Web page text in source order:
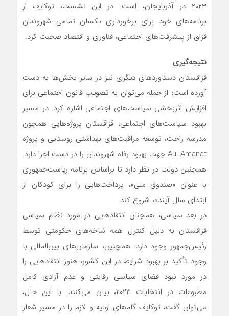
۲۰۲۳ در آذربایجان، است. در این نشست، توکایف از
برنامه‌های خود برای برخورداری یکسان تمامی شهروندان
قزاق از پیشرفت‌های اجتماعی، فناوری و اقتصاد صحبت کرد.
نتیجه‌گیری
قزاقستان دستاوردهای دیگری نیز در سایر بخش‌ها به دست
آورده است؛ از جمله می‌توان به تصویب قانون اجتماعی برای
افزایش اثربخشی سیاست‌های اجتماعی اشاره کرد. در مسیر
بهبود سیاست‌های اجتماعی، قزاقستان پروژه‌هایی همچون
مدرسه راحت، توسعه مراقبت‌های بهداشتی روستایی و پروژه
Aul Amanat جهت بهبود رفاه شهروندان را در دست اجرا دارد.
همچنین دولت در نظر دارد تا براساس برنامه ریاست‌جمهوری
با عنوان «صندوق ملی»، پرداخت‌هایی را برای کودکان از
ابتدای سال آینده، شروع کند.
در بعد سیاسی، همچنان انتقادهایی در مورد نظام سیاسی
قزاقستان به دلیل کنترل همه شاخه‌های حکومتی توسط
رئیس‌جمهور وجود دارد. همچنین، سازمان‌های بین‌المللی با
وجود تأکید بر بهبود شرایط در این کشور، هنوز انتقادهایی را
در مورد نبود فضای سیاسی رقابتی و عدم آزادی کامل
مطبوعات در انتخابات ۲۰۲۳، بیان می‌کنند. با این حال،
می‌توان گفت، توکایف گام‌های اولیه و لازم را در مسیر شعار